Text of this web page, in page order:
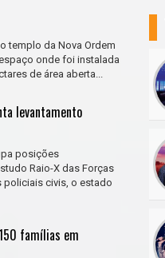
templo da Nova Ordem
onde foi instalada
de área aberta...
levantamento
posições
Raio-X das Forças
policiais civis, o estado
famílias em